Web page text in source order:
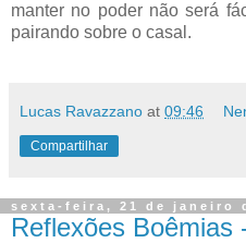
manter no poder não será
pairando sobre o casal.
Lucas Ravazzano at 09:46
Compartilhar
sexta-feira, 21 de janeiro
Reflexões Boêmias